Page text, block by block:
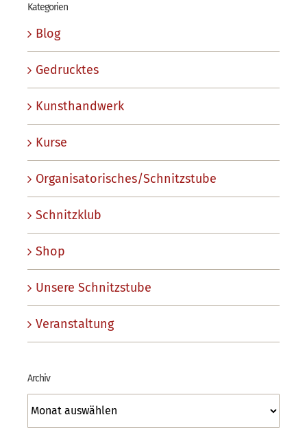
Kategorien
Blog
Gedrucktes
Kunsthandwerk
Kurse
Organisatorisches/Schnitzstube
Schnitzklub
Shop
Unsere Schnitzstube
Veranstaltung
Archiv
Archiv